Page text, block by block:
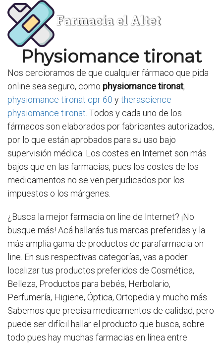
Farmacia el Altet
Physiomance tironat
Nos cercioramos de que cualquier fármaco que pida
online sea seguro, como physiomance tironat,
physiomance tironat cpr 60 ytherascience
physiomance tironat . Todos y cada uno de los
fármacos son elaborados por fabricantes autorizados,
por lo que están aprobados para su uso bajo
supervisión médica. Los costes en Internet son más
bajos que en las farmacias, pues los costes de los
medicamentos no se ven perjudicados por los
impuestos o los márgenes.
¿Busca la mejor farmacia on line de Internet? ¡No
busque más! Acá hallarás tus marcas preferidas y la
más amplia gama de productos de parafarmacia on
line. En sus respectivas categorías, vas a poder
localizar tus productos preferidos de Cosmética,
Belleza, Productos para bebés, Herbolario,
Perfumería, Higiene, Óptica, Ortopedia y mucho más.
Sabemos que precisa medicamentos de calidad, pero
puede ser difícil hallar el producto que busca, sobre
todo pues hay muchas farmacias en línea entre